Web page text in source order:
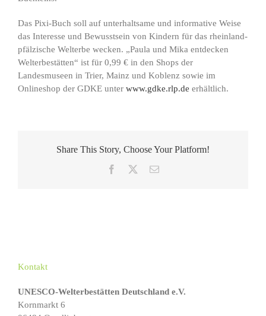
Das Pixi-Buch soll auf unterhaltsame und informative Weise
das Interesse und Bewusstsein von Kindern für das rheinland-
pfälzische Welterbe wecken. „Paula und Mika entdecken
Welterbestätten“ ist für 0,99 € in den Shops der
Landesmuseen in Trier, Mainz und Koblenz sowie im
Onlineshop der GDKE unter www.gdke.rlp.de erhältlich.
Share This Story, Choose Your Platform!
Facebook
E-
Kontakt
UNESCO-Welterbestätten Deutschland e.V.
Kornmarkt 6